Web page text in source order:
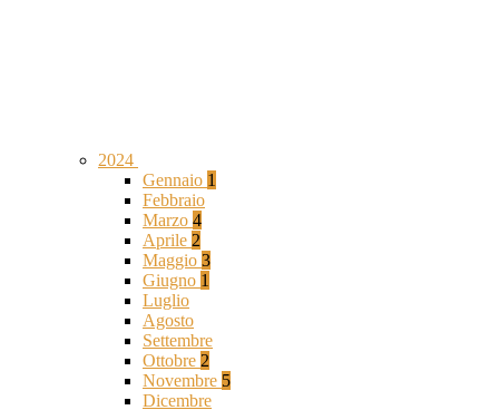
2024
Gennaio 1
Febbraio
Marzo 4
Aprile 2
Maggio 3
Giugno 1
Luglio
Agosto
Settembre
Ottobre 2
Novembre 5
Dicembre